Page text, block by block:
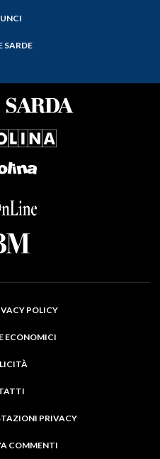
SARDE
POLICY
ECONOMICI
PRIVACY
COMMENTI